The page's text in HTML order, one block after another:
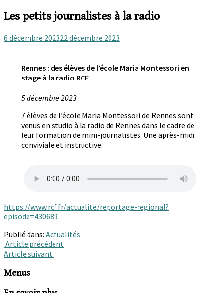
Les petits journalistes à la radio
6 décembre 202322 décembre 2023
Rennes : des élèves de l’école Maria Montessori en
stage à la radio RCF
5 décembre 2023
7 élèves de l’école Maria Montessori de Rennes sont
venus en studio à la radio de Rennes dans le cadre de
leur formation de mini-journalistes. Une après-midi
conviviale et instructive.
https://www.rcf.fr/actualite/reportage-regional?
episode=430689
Publié dans: Actualités
Navigation
des
articles
Article précédent
Article suivant
Menus